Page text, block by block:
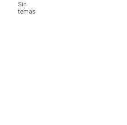
Sin
temas